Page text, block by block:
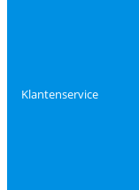
Klantenservice